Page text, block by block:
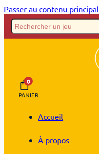
Passer au contenu principal
0
PANIER
Accueil
À propos